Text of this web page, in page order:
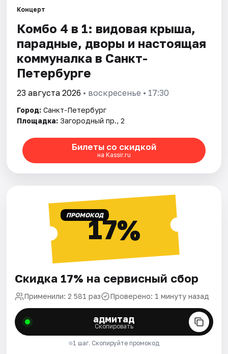
Города
Площадки
Артисты
Рейтинги
Концерт
Комбо 4 в 1: видовая крыша,
парадные, дворы и настоящая
коммуналка в Санкт-
Петербурге
23 августа 2026 • воскресенье • 17:30
Город: Санкт-Петербург
Площадка: Загородный пр., 2
Билеты со скидкой
на Kassir.ru
ПРОМОКОД17%
Скидка 17% на сервисный сбор
Применили: 2 581 раз Проверено: 1 минуту назад
адмитад
Скопировать
1 шаг. Скопируйте промокод